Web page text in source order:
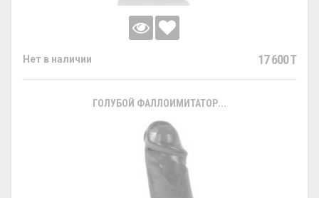
Нет в наличии 17 600 T
ГОЛУБОЙ ФАЛЛОИМИТАТОР...